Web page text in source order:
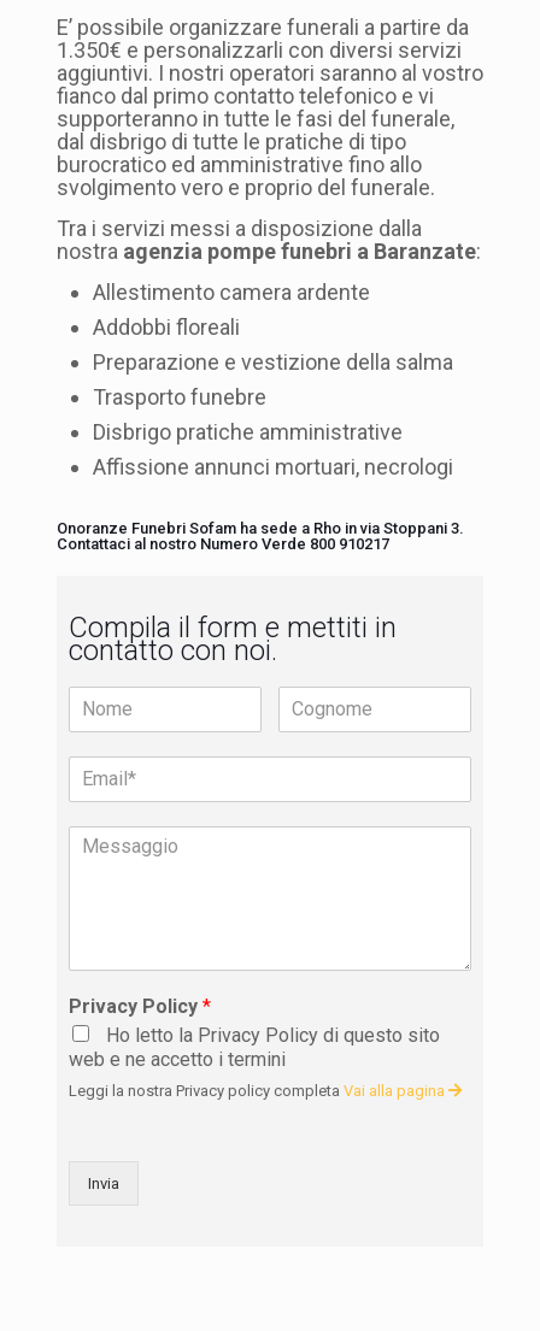
E’ possibile organizzare funerali a partire da
1.350€ e personalizzarli con diversi servizi
aggiuntivi. I nostri operatori saranno al vostro
fianco dal primo contatto telefonico e vi
supporteranno in tutte le fasi del funerale,
dal disbrigo di tutte le pratiche di tipo
burocratico ed amministrative fino allo
svolgimento vero e proprio del funerale.
Tra i servizi messi a disposizione dalla
nostra agenzia pompe funebri a Baranzate:
Allestimento camera ardente
Addobbi floreali
Preparazione e vestizione della salma
Trasporto funebre
Disbrigo pratiche amministrative
Affissione annunci mortuari, necrologi
Onoranze Funebri Sofam ha sede a Rho in via Stoppani 3.
Contattaci al nostro Numero Verde 800 910217
Compila il form e mettiti in
contatto con noi.
Privacy Policy *
Ho letto la Privacy Policy di questo sito
web e ne accetto i termini
Leggi la nostra Privacy policy completa Vai alla pagina
Invia